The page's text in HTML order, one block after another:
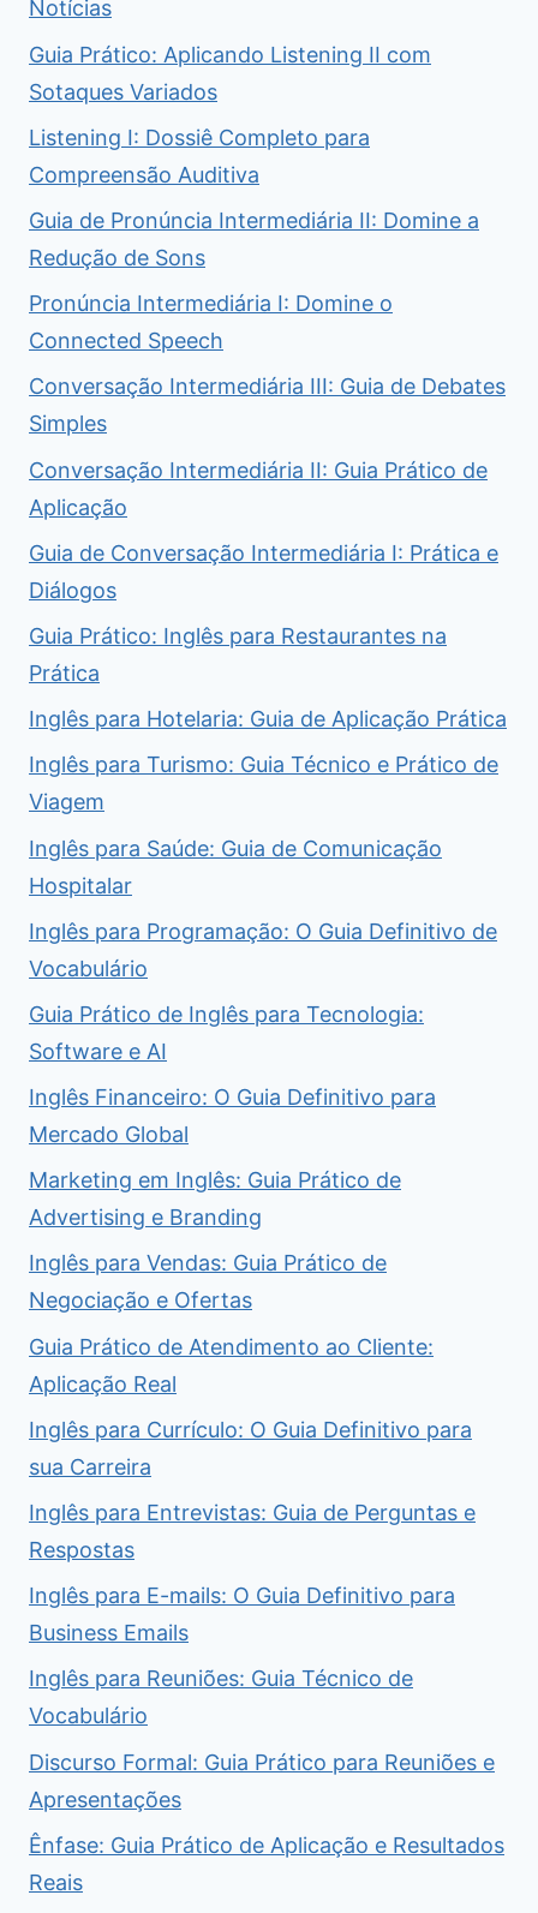
Notícias
Guia Prático: Aplicando Listening II com
Sotaques Variados
Listening I: Dossiê Completo para
Compreensão Auditiva
Guia de Pronúncia Intermediária II: Domine a
Redução de Sons
Pronúncia Intermediária I: Domine o
Connected Speech
Conversação Intermediária III: Guia de Debates
Simples
Conversação Intermediária II: Guia Prático de
Aplicação
Guia de Conversação Intermediária I: Prática e
Diálogos
Guia Prático: Inglês para Restaurantes na
Prática
Inglês para Hotelaria: Guia de Aplicação Prática
Inglês para Turismo: Guia Técnico e Prático de
Viagem
Inglês para Saúde: Guia de Comunicação
Hospitalar
Inglês para Programação: O Guia Definitivo de
Vocabulário
Guia Prático de Inglês para Tecnologia:
Software e AI
Inglês Financeiro: O Guia Definitivo para
Mercado Global
Marketing em Inglês: Guia Prático de
Advertising e Branding
Inglês para Vendas: Guia Prático de
Negociação e Ofertas
Guia Prático de Atendimento ao Cliente:
Aplicação Real
Inglês para Currículo: O Guia Definitivo para
sua Carreira
Inglês para Entrevistas: Guia de Perguntas e
Respostas
Inglês para E-mails: O Guia Definitivo para
Business Emails
Inglês para Reuniões: Guia Técnico de
Vocabulário
Discurso Formal: Guia Prático para Reuniões e
Apresentações
Ênfase: Guia Prático de Aplicação e Resultados
Reais